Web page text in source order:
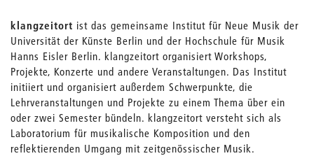
klangzeitort ist das gemeinsame Institut für Neue Musik der
Universität der Künste Berlin und der Hochschule für Musik
Hanns Eisler Berlin. klangzeitort organisiert Workshops,
Projekte, Konzerte und andere Veranstaltungen. Das Institut
initiiert und organisiert außerdem Schwerpunkte, die
Lehrveranstaltungen und Projekte zu einem Thema über ein
oder zwei Semester bündeln. klangzeitort versteht sich als
Laboratorium für musikalische Komposition und den
reflektierenden Umgang mit zeitgenössischer Musik.